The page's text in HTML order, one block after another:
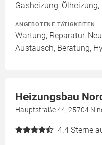
Gasheizung,
ANGEBOTENE TÄTIGKEITEN
Wartung, Reparatur,
Austausch, Beratung,
Heizungsbau
Hauptstraße 44, 25704
4.4 Sterne